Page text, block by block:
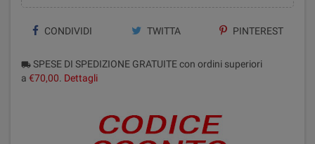
CONDIVIDI TWITTA PINTEREST
local_shipping SPESE DI SPEDIZIONE GRATUITE con ordini superiori
a €70,00. Dettagli